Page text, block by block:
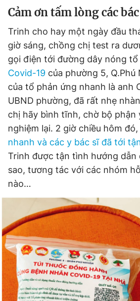
Theo dõi báo trên
Hotline
0906 645 777
Liên hệ
0908
Đặt báo Quảng cáo RSS Tòa
Tổng biên tập: Nguyễn Ngọc Toàn
Phó tổng biên tập thường trực: Hải
Phó tổng biên tập: Lâm Hiếu Dũng
Phó tổng biên tập: Trần Việt Hưng
Tổng thư ký tòa soạn: Đức Trung
Giấy phép xuất bản số 110/GP - BTTTT
© 2003-2026 Bản quyền thuộc về Báo
chép dưới mọi hình thức nếu không có
bản. Phát triển bởi ePi Technologies, JSC.
Cảm ơn tấm lòng các
Trinh cho hay một ngày đầu
giờ sáng, chồng chị test ra
gọi điện tới đường dây nóng
Covid-19 của phường 5,
của tổ phản ứng nhanh là anh
UBND phường, đã rất nhẹ
chị hãy bình tĩnh, chờ bộ phận
nghiệm lại. 2 giờ chiều hôm đó,
nhanh và các y bác sĩ đã tới
Trinh được tận tình hướng dẫn
sao, tương tác với các nhóm
nào…